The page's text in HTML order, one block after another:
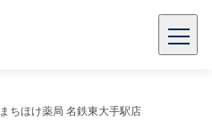
まちほけ薬局 名鉄東大手駅店